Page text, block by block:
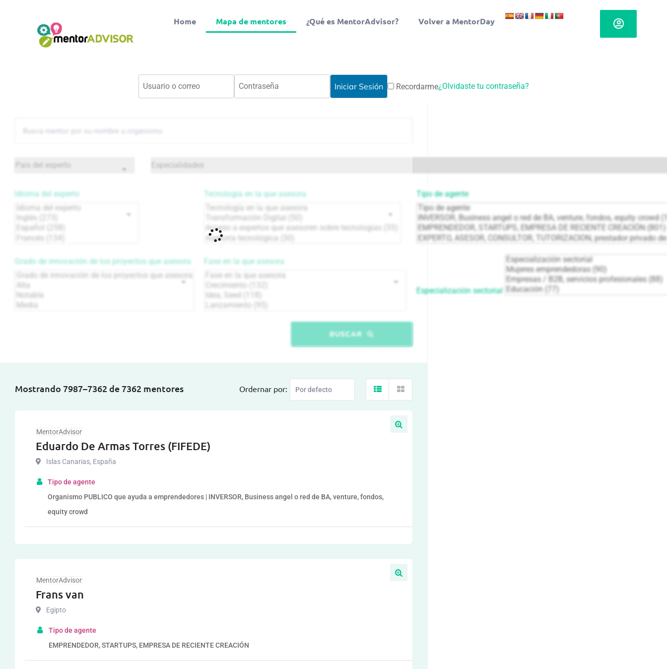
Home Mapa de mentores ¿Qué es MentorAdvisor? Volver a MentorDay
Recordarme¿Olvidaste tu contraseña?
Idioma del experto Tecnología en la que asesora Tipo de agente
Grado de innovación de los proyectos que asesora Fase en la que asesora
Especialización sectorial
BUSCAR
Mostrando 7987–7362 de 7362 mentores Ordernar por:
MentorAdvisor
Eduardo De Armas Torres (FIFEDE)
Islas Canarias, España
Tipo de agente
Organismo PUBLICO que ayuda a emprendedores | INVERSOR, Business angel o red de BA, venture, fondos,
equity crowd
MentorAdvisor
Frans van
Egipto
Tipo de agente
EMPRENDEDOR, STARTUPS, EMPRESA DE RECIENTE CREACIÓN